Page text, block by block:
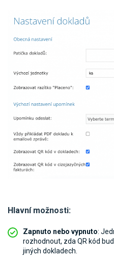
Hlavní možnosti:
Zapnuto nebo vypnuto:
rozhodnout, zda QR kód
jiných dokladech.